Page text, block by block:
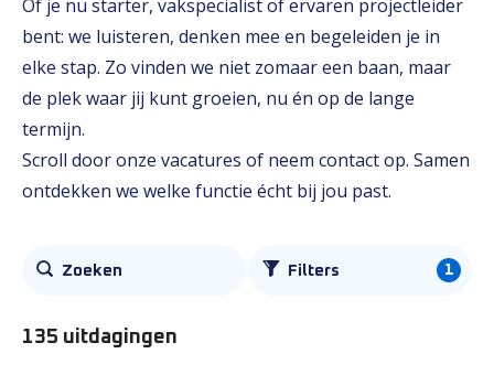
Of je nu starter, vakspecialist of ervaren projectleider
bent: we luisteren, denken mee en begeleiden je in
elke stap. Zo vinden we niet zomaar een baan, maar
de plek waar jij kunt groeien, nu én op de lange
termijn.
Scroll door onze vacatures of neem contact op. Samen
ontdekken we welke functie écht bij jou past.
Alle
135 uitdagingen
Zoeken Filters 1